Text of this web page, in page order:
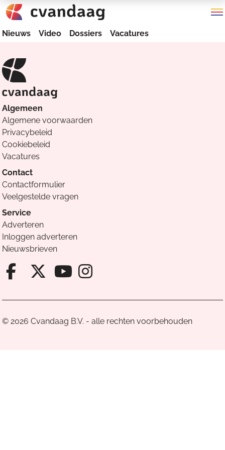
Nieuws Video Dossiers Vacatures
Algemeen
Algemene voorwaarden
Privacybeleid
Cookiebeleid
Vacatures
Contact
Contactformulier
Veelgestelde vragen
Service
Adverteren
Inloggen adverteren
Nieuwsbrieven
Facebook van Cvandaag
X van Cvandaag
Instagram van
© 2026 Cvandaag B.V. - alle rechten voorbehouden